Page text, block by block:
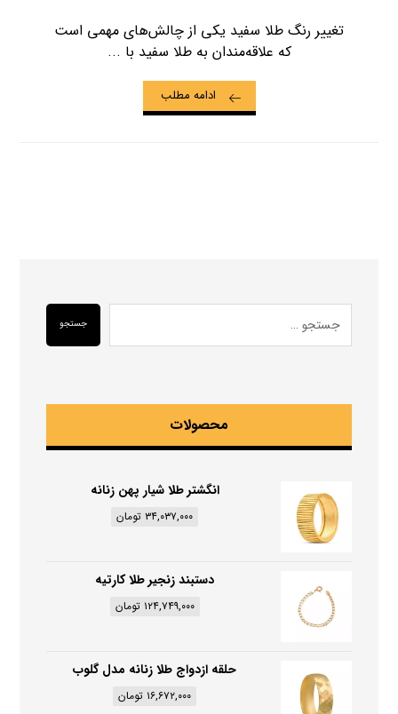
تغییر رنگ طلا سفید یکی از چالش‌های مهمی است
که علاقه‌مندان به طلا سفید با ...
ادامه مطلب
جستجو
محصولات
انگشتر طلا شیار پهن زنانه
۳۴,۰۳۷,۰۰۰ تومان
دستبند زنجیر طلا کارتیه
۱۲۴,۷۴۹,۰۰۰ تومان
حلقه ازدواج طلا زنانه مدل گلوب
۱۶,۶۷۲,۰۰۰ تومان